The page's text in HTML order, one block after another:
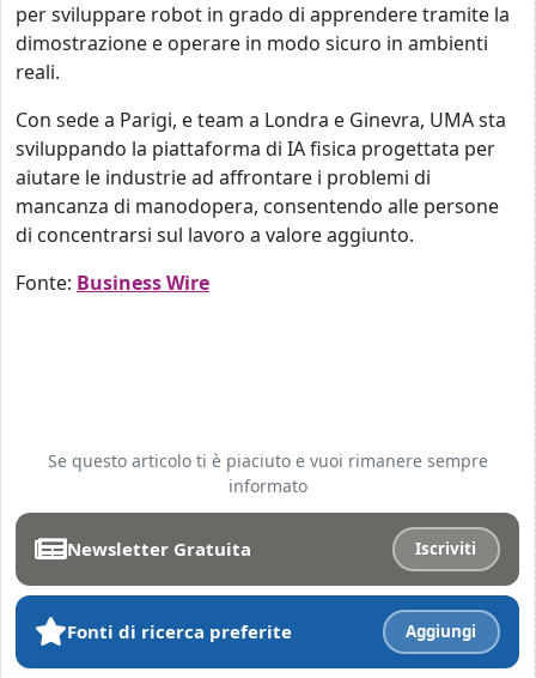
per sviluppare robot in grado di apprendere tramite la
dimostrazione e operare in modo sicuro in ambienti
reali.
Con sede a Parigi, e team a Londra e Ginevra, UMA sta
sviluppando la piattaforma di IA fisica progettata per
aiutare le industrie ad affrontare i problemi di
mancanza di manodopera, consentendo alle persone
di concentrarsi sul lavoro a valore aggiunto.
Fonte: Business Wire
Se questo articolo ti è piaciuto e vuoi rimanere sempre
informato
Newsletter Gratuita Iscriviti
Fonti di ricerca preferite Aggiungi